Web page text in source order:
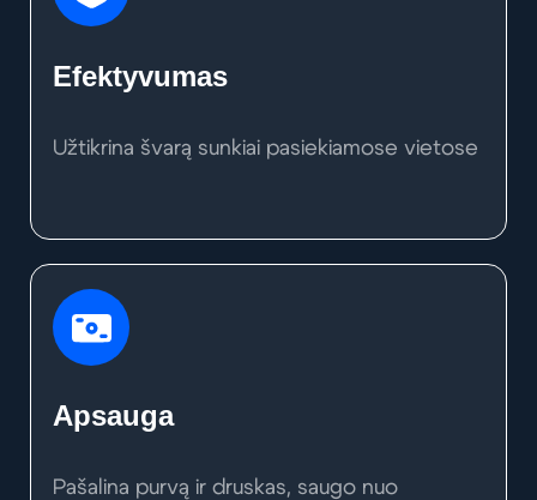
Efektyvumas
Užtikrina švarą sunkiai pasiekiamose vietose
Apsauga
Pašalina purvą ir druskas, saugo nuo